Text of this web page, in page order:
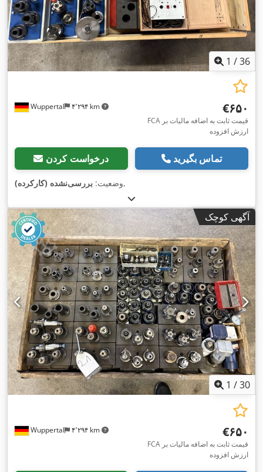
1 /36
Wuppertal ۴٬۲۹۴ km ‎€۶۵۰
FCA قیمت ثابت به اضافه مالیات بر
ارزش افزوده
درخواست کردن تماس بگیرید
وضعیت: بررسی‌نشده (کارکرده) ,
آگهی کوچک
1 /30
Wuppertal ۴٬۲۹۴ km ‎€۶۵۰
FCA قیمت ثابت به اضافه مالیات بر
ارزش افزوده